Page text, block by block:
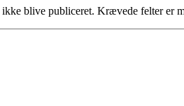
blive publiceret. Krævede felter er